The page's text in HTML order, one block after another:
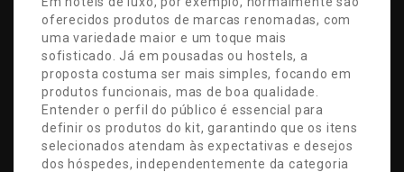
oferecidos produtos de marcas renomadas, com
uma variedade maior e um toque mais
sofisticado. Já em pousadas ou hostels, a
proposta costuma ser mais simples, focando em
produtos funcionais, mas de boa qualidade.
Entender o perfil do público é essencial para
definir os produtos do kit, garantindo que os itens
selecionados atendam às expectativas e desejos
dos hóspedes, independentemente da categoria